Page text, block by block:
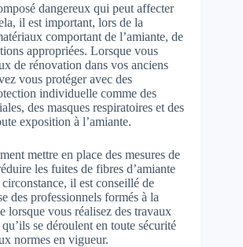
dangereux qui peut affecter
il est important, lors de la
comportant de l’amiante, de
appropriées. Lorsque vous
de rénovation dans vos anciens
vous protéger avec des
individuelle comme des
des masques respiratoires et des
exposition à l’amiante.
mettre en place des mesures de
les fuites de fibres d’amiante
il est conseillé de
des professionnels formés à la
lorsque vous réalisez des travaux
se déroulent en toute sécurité
normes en vigueur.